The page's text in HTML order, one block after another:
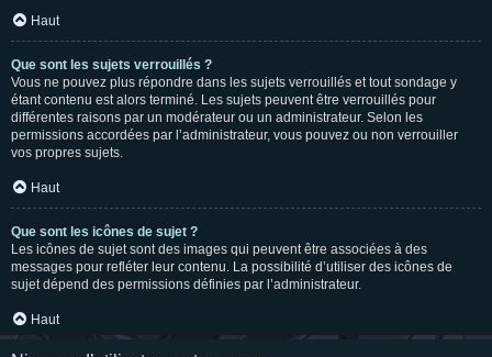
Haut
Que sont les sujets verrouillés ?
Vous ne pouvez plus répondre dans les sujets verrouillés et tout sondage y
étant contenu est alors terminé. Les sujets peuvent être verrouillés pour
différentes raisons par un modérateur ou un administrateur. Selon les
permissions accordées par l’administrateur, vous pouvez ou non verrouiller
vos propres sujets.
Haut
Que sont les icônes de sujet ?
Les icônes de sujet sont des images qui peuvent être associées à des
messages pour refléter leur contenu. La possibilité d’utiliser des icônes de
sujet dépend des permissions définies par l’administrateur.
Haut